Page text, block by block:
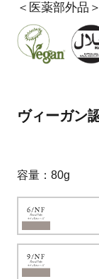
＜医薬部外品
ヴィーガン
容量 80g